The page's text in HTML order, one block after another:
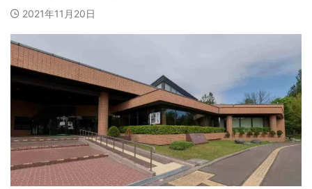
2021年11月20日